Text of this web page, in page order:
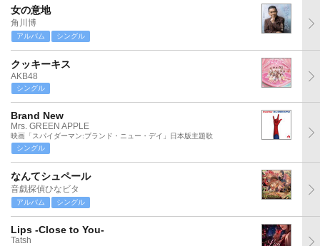
女の意地
角川博
アルバム シングル
クッキーキス
AKB48
シングル
Brand New
Mrs. GREEN APPLE
映画「スパイダーマン:ブランド・ニュー・デイ」日本版主題歌
シングル
なんてシュペール
音戯探偵ひなビタ
アルバム シングル
Lips -Close to You-
Tatsh